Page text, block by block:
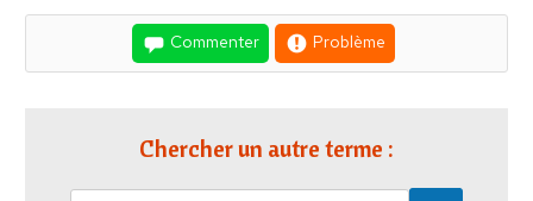
Commenter Problème
Chercher un autre terme :